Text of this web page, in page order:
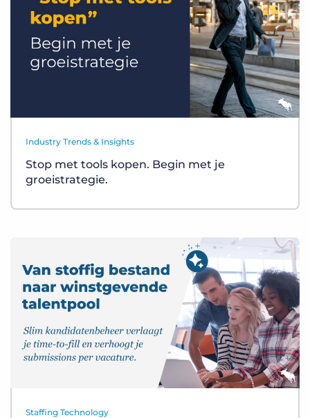
Industry Trends & Insights
Stop met tools kopen. Begin met je
groeistrategie.
Staffing Technology